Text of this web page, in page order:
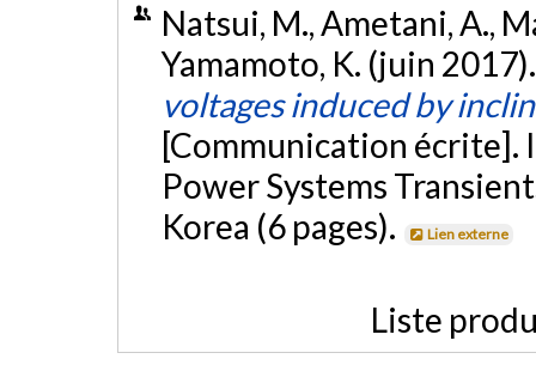
Natsui, M., Ametani, A.,
Yamamoto, K. (juin
voltages induced by
[Communication écrite].
Power Systems
Korea (6 pages).
Lien externe
Liste